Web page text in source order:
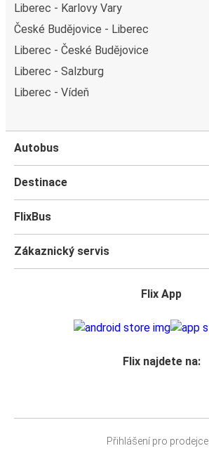
Liberec - Karlovy Vary
České Budějovice - Liberec
Liberec - České Budějovice
Liberec - Salzburg
Liberec - Vídeň
Autobus
Destinace
FlixBus
Zákaznický servis
Flix App
Flix najdete na:
Přihlášení pro prodejce